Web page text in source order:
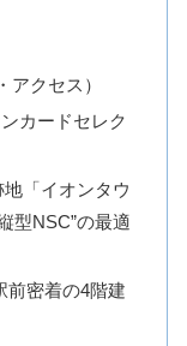
クセス）
カードセレク
「イオンタウ
型NSC”の最適
密着の4階建